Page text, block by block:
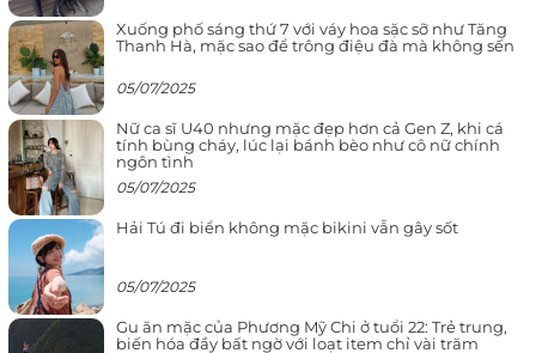
Xuống phố sáng thứ 7 với váy hoa sặc sỡ như Tăng
Thanh Hà, mặc sao để trông điệu đà mà không sến
05/07/2025
Nữ ca sĩ U40 nhưng mặc đẹp hơn cả Gen Z, khi cá
tính bùng cháy, lúc lại bánh bèo như cô nữ chính
ngôn tình
05/07/2025
Hải Tú đi biển không mặc bikini vẫn gây sốt
05/07/2025
Gu ăn mặc của Phương Mỹ Chi ở tuổi 22: Trẻ trung,
biến hóa đầy bất ngờ với loạt item chỉ vài trăm